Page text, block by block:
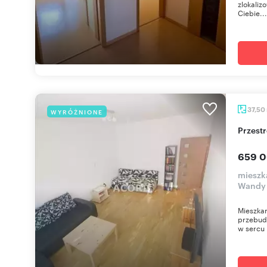
Ciebie...
WYRÓŻNIONE 37,50
659
Wandy
w sercu